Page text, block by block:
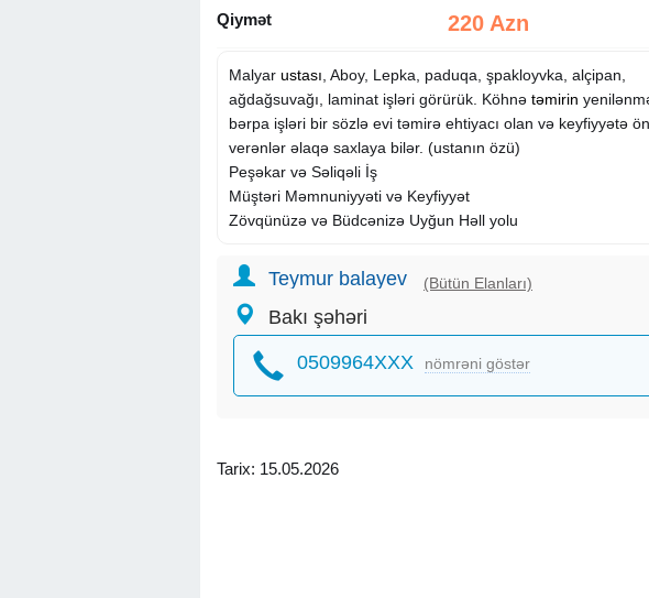
Qiymət 220 Azn
Malyar ustası , Aboy, Lepka, paduqa, şpakloyvka, alçipan,
ağdağsuvağı, laminat işləri görürük. Köhnə təmirin
bərpa işləri bir sözlə evi təmirə ehtiyacı olan və keyfiyyətə
verənlər əlaqə saxlaya bilər. (ustanın özü)
Peşəkar və Səliqəli İş
Müştəri Məmnuniyyəti və Keyfiyyət
Zövqünüzə və Büdcənizə Uyğun Həll yolu
Teymur balayev (Bütün Elanları)
Bakı şəhəri
0509964XXX nömrəni göstər
Tarix: 15.05.2026